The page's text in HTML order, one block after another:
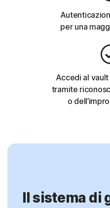
per una
Accedi al
tramite
o
Il sistema di